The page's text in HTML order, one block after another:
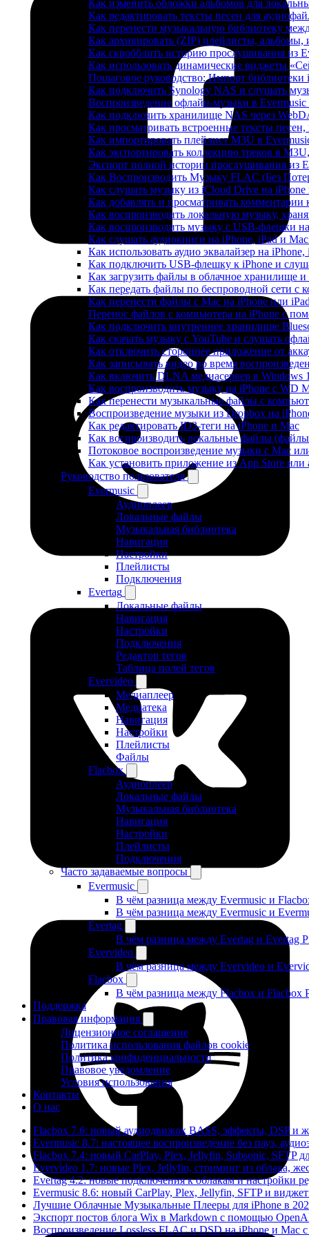
Как изменить обложки альбомов для
Как редактировать тексты песен для
Как перенести музыкальную библиотеку
Как архивировать (ZIP) плейлисты, альбомы,
Как скробблить историю прослушивания из
Как использовать динамические виджеты
Пошаговое руководство: Импорт библиотеки
Как подключить Synology NAS и слушать
Воспроизведение офлайн-музыки в
Как подключить хранилище NAS через
Как просматривать встроенные тексты
Как импортировать плейлист M3U в
Как экспортировать коллекцию треков в
Экспорт полной истории прослушивания из
Как Воспроизводить Музыку FLAC (Без
Как слушать музыку из iCloud Drive на
Как добавлять и просматривать
Как воспроизводить локальную музыку,
Как воспроизводить музыку с USB-флешки
Как слушать аудиокниги на iPhone, iPad и
Как использовать аудио эквалайзер на
Как подключить USB-флешку к iPhone и
Как загрузить файлы в облачное хранилище
Как передать файлы по беспроводной сети
Как перенести файлы с Mac на iPhone или
Перенос файлов с компьютера на iPhone с
Как подключить внутреннее хранилище
Как скачать музыку с YouTube и слушать
Как отключить стороннее приложение от
Как записывать видео во время
Как включить DLNA медиасервер в Windows
Как воспроизводить музыку на iPhone с WD
Как перенести музыкальные файлы с
Воспроизведение музыки из Dropbox на
Как редактировать ID3-теги на iPhone и Mac
Как воспроизводить локальные файлы
Потоковое воспроизведение музыки с Mac
Как установить приложение из App Store
Руководство пользователя
Evermusic
Аудиоплеер
Локальные файлы
Музыкальная библиотека
Навигация
Настройки
Плейлисты
Подключения
Evertag
Локальные файлы
Навигация
Настройки
Подключения
Редактор тегов
Таблица полей тегов
Evervideo
Медиаплеер
Медиатека
Навигация
Настройки
Плейлисты
Файлы
Flacbox
Аудиоплеер
Локальные файлы
Музыкальная библиотека
Навигация
Настройки
Плейлисты
Подключения
Часто задаваемые вопросы
Evermusic
В чём разница между Evermusic и
В чём разница между Evermusic и
Evertag
В чём разница между Evertag и Evertag
Evervideo
В чём разница между Evervideo и
Flacbox
В чём разница между Flacbox и Flacbox
Поддержка
Правовая информация
Лицензионное соглашение
Политика использования файлов cookie
Политика конфиденциальности
Правовое уведомление
Условия использования
Контакты
О нас
Flacbox 7.6: новый аудиодвижок BASS, эффекты, DSP и
Evermusic 8.7: настоящее воспроизведение без пауз,
Flacbox 7.4: новый CarPlay, Plex, Jellyfin, Subsonic, SFTP
Evervideo 1.7: новые Plex, Jellyfin, стриминг из облака,
Evertag 4.2: новые подключения к облакам и настройки
Evermusic 8.6: новый CarPlay, Plex, Jellyfin, SFTP и виджет
Лучшие Облачные Музыкальные Плееры для iPhone в
Экспорт постов блога Wix в Markdown с помощью
Воспроизведение Lossless FLAC и DSD на iPhone и Mac